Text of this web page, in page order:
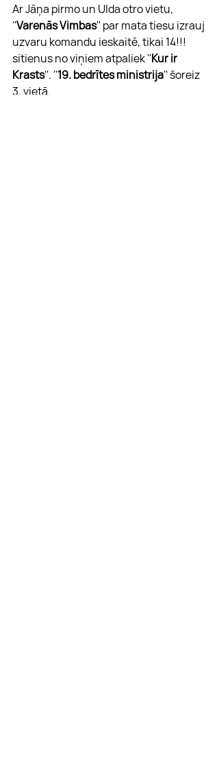
Ar Jāņa pirmo un Ulda otro vietu,
''Varenās Vimbas'' par mata tiesu izrauj
uzvaru komandu ieskaitē, tikai 14!!!
sitienus no viņiem atpaliek ''Kur ir
Krasts''. ''19. bedrītes ministrija'' šoreiz
3. vietā.